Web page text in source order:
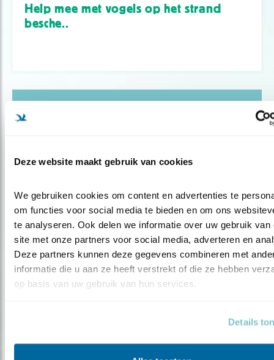
Deze website maakt gebruik van cookies
We gebruiken cookies om content en advertenties te
om functies voor social media te bieden en om ons
te analyseren. Ook delen we informatie over uw gebruik van
site met onze partners voor social media, adverteren en
Deze partners kunnen deze gegevens combineren met
informatie die u aan ze heeft verstrekt of die ze hebben
op basis van uw gebruik van hun services.
Details
Help mee met vogels op het strand
besche..